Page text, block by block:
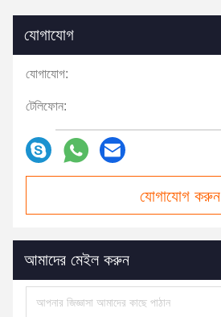
যোগাযোগ
যোগাযোগ:
টেলিফোন:
যোগাযোগ করুন
আমাদের মেইল ​​করুন